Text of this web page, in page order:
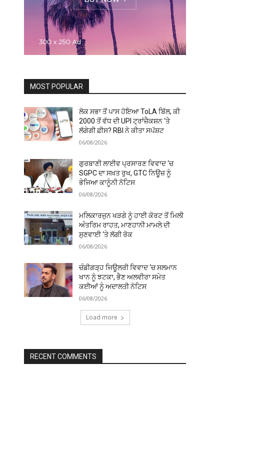
MOST POPULAR
ਲੋਕ ਸਭਾ ਤੋਂ ਪਾਸ ਹੋਇਆ ToLA ਬਿੱਲ, ਕੀ
₹2000 ਤੋਂ ਵੱਧ ਦੀ UPI ਟ੍ਰਾਂਜ਼ੈਕਸ਼ਨ ‘ਤੇ
ਲੱਗੇਗੀ ਫ਼ੀਸ? RBI ਨੇ ਕੀਤਾ ਸਪੱਸ਼ਟ
06/08/2026
ਗੁਰਬਾਣੀ ਲਾਈਵ ਪ੍ਰਸਾਰਣ ਵਿਵਾਦ ‘ਚ
SGPC ਦਾ ਸਖ਼ਤ ਰੁਖ, GTC ਨਿਊਜ਼ ਨੂੰ
ਭੇਜਿਆ ਕਾਨੂੰਨੀ ਨੋਟਿਸ
06/08/2026
ਮਲਿਕਾਰਜੁਨ ਖੜਗੇ ਨੂੰ ਹਾਈ ਕੋਰਟ ਤੋਂ ਮਿਲੀ
ਅੰਤਰਿਮ ਰਾਹਤ, ਮਾਣਹਾਨੀ ਮਾਮਲੇ ਦੀ
ਸੁਣਵਾਈ ‘ਤੇ ਲੱਗੀ ਰੋਕ
06/08/2026
ਚੰਡੀਗੜ੍ਹ ਜਿਊਲਰੀ ਵਿਵਾਦ ‘ਚ ਸਲਮਾਨ
ਖਾਨ ਨੂੰ ਝਟਕਾ, ਭੈਣ ਅਲਵੀਰਾ ਸਮੇਤ
ਕਈਆਂ ਨੂੰ ਅਦਾਲਤੀ ਨੋਟਿਸ
06/08/2026
Load more
RECENT COMMENTS